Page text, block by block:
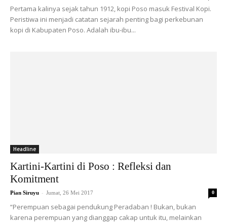
Pertama kalinya sejak tahun 1912, kopi Poso masuk Festival Kopi.
Peristiwa ini menjadi catatan sejarah penting bagi perkebunan
kopi di Kabupaten Poso. Adalah ibu-ibu...
Headline
Kartini-Kartini di Poso : Refleksi dan
Komitment
Pian Siruyu - Jumat, 26 Mei 2017 0
“Perempuan sebagai pendukung Peradaban ! Bukan, bukan
karena perempuan yang dianggap cakap untuk itu, melainkan